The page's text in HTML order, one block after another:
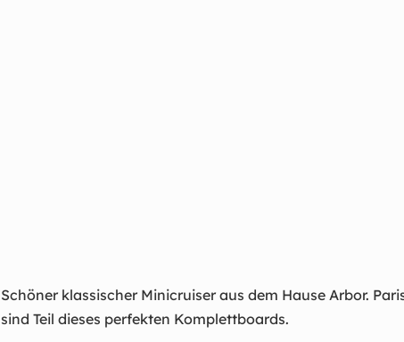
Schöner klassischer Minicruiser aus dem Hause Arbor.
sind Teil dieses perfekten Komplettboards.